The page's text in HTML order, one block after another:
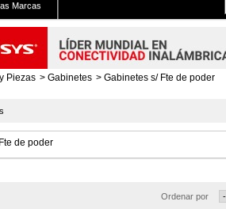
Marcas
Piezas > Gabinetes > Gabinetes s/ Fte de poder
de poder
Ordenar por